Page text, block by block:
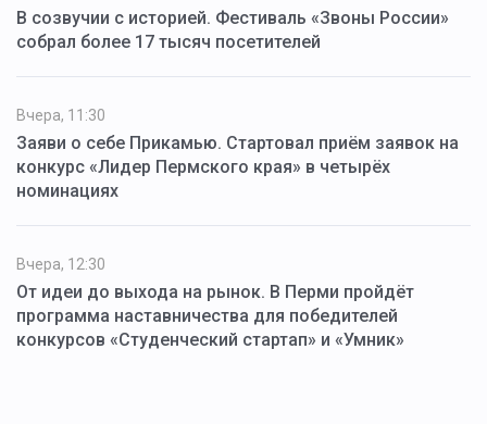
В созвучии с историей. Фестиваль «Звоны России»
собрал более 17 тысяч посетителей
Вчера, 11:30
Заяви о себе Прикамью. Стартовал приём заявок на
конкурс «Лидер Пермского края» в четырёх
номинациях
Вчера, 12:30
От идеи до выхода на рынок. В Перми пройдёт
программа наставничества для победителей
конкурсов «Студенческий стартап» и «Умник»